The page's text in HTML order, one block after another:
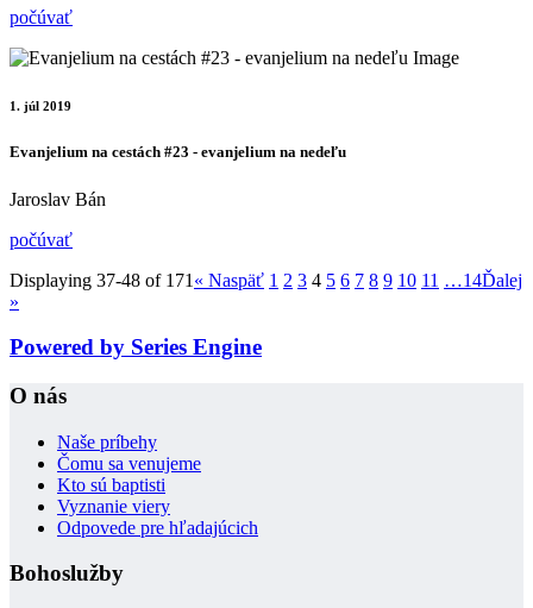
počúvať
1. júl 2019
Evanjelium na cestách #23 - evanjelium na nedeľu
Jaroslav Bán
počúvať
Displaying 37-48 of 171 « Naspäť 1 2 3 4 5 6 7 8 9 10 11 …14Ďalej
»
Powered by Series Engine
O nás
Naše príbehy
Čomu sa venujeme
Kto sú baptisti
Vyznanie viery
Odpovede pre hľadajúcich
Bohoslužby